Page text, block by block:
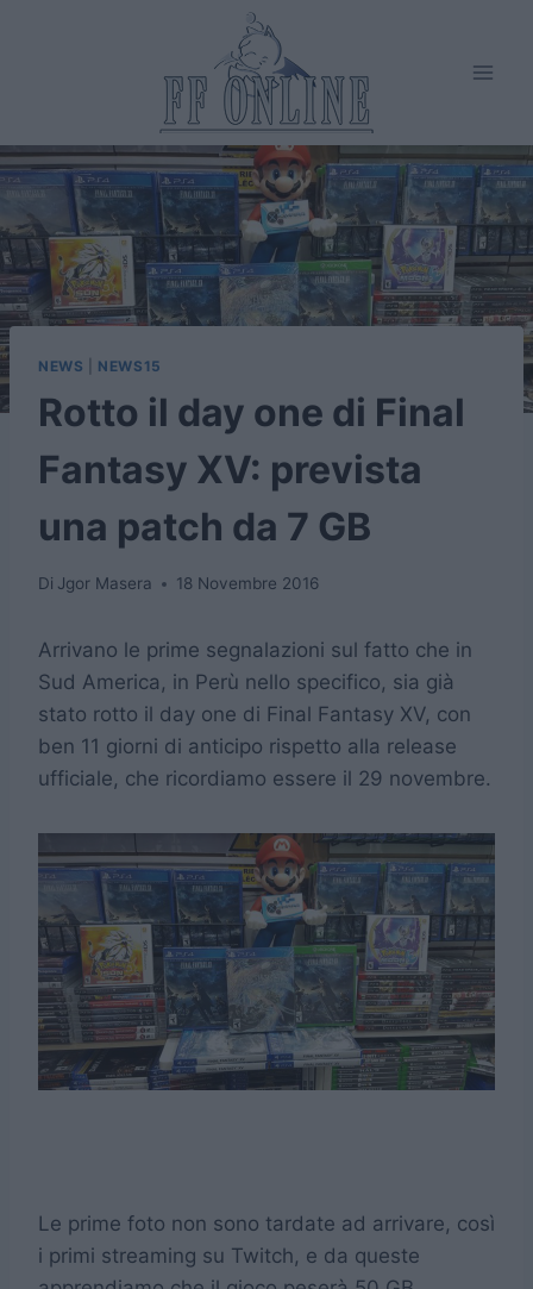
NEWS NEWS15
Rotto il day one di Final
Fantasy XV: prevista
una patch da 7 GB
Di Jgor Masera 18 Novembre 2016
Arrivano le prime segnalazioni sul fatto che in
Sud America, in Perù nello specifico, sia già
stato rotto il day one di Final Fantasy XV, con
ben 11 giorni di anticipo rispetto alla release
ufficiale, che ricordiamo essere il 29 novembre.
Le prime foto non sono tardate ad arrivare, così
i primi streaming su Twitch, e da queste